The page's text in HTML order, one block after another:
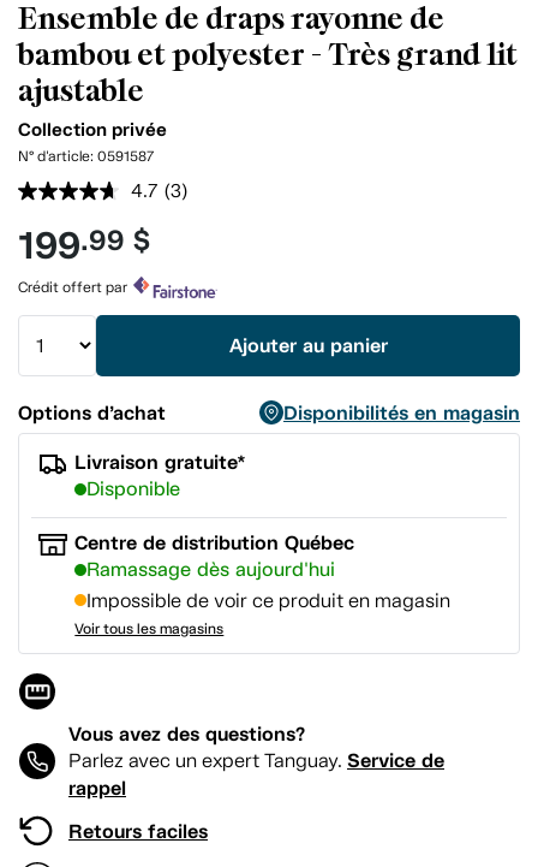
Ensemble de draps rayonne de
bambou et polyester - Très grand lit
ajustable
Collection privée
N° d'article: 0591587
4.7 Lire
vers
la
(3)
199.99 $
Crédit offert par
Ajouter au panier
Options d’achat
Disponibilités en magasin
Livraison gratuite*
Disponible
Centre de distribution Québec
Ramassage dès aujourd'hui
Impossible de voir ce produit en magasin
Voir tous les magasins
Vous avez des questions?
Parlez avec un expert Tanguay. Service de
rappel
Retours faciles